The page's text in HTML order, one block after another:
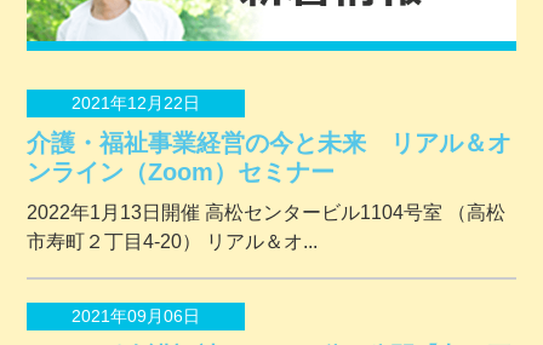
2021年12月22日
介護・福祉事業経営の今と未来 リアル＆オ
ンライン（Zoom）セミナー
2022年1月13日開催 ⾼松センタービル1104号室 （⾼松
市寿町２丁⽬4-20） リアル＆オ...
2021年09月06日